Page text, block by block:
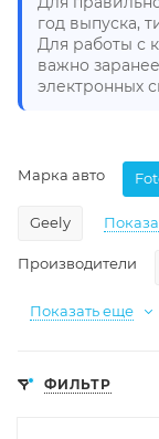
год выпуска,
Для работы с
важно
электронных
Марка авто
Geely
Производители
Показать еще
ФИЛЬТР